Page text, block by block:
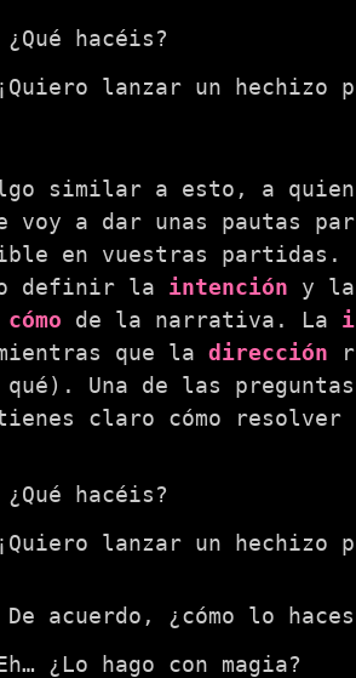
¿Qué hacéis?
lanzar un hechizo
similar a esto, a quien
voy a dar unas pautas
en vuestras partidas.
definir la intención y
cómo de la narrativa. La
que la dirección
Una de las
claro cómo
¿Qué hacéis?
lanzar un hechizo
De acuerdo, ¿cómo lo
¿Lo hago con magia?